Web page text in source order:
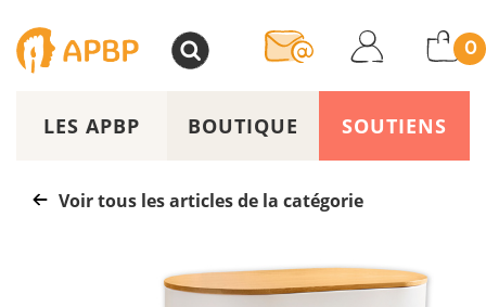
0
LES APBP BOUTIQUE SOUTIENS
Voir tous les articles de la catégorie